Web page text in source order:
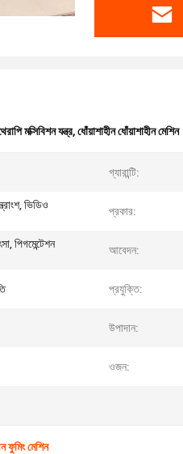
মক্সিবিশন যন্ত্র,ধোঁয়াশাহীন ধোঁয়াশাহীন মেশিন
গ্যারান্টি:
ভিডিও
প্রকার:
পিগমেন্টেশন
আবেদন:
প্রযুক্তি:
উপাদান:
ওজন:
ফুমিং মেশিন